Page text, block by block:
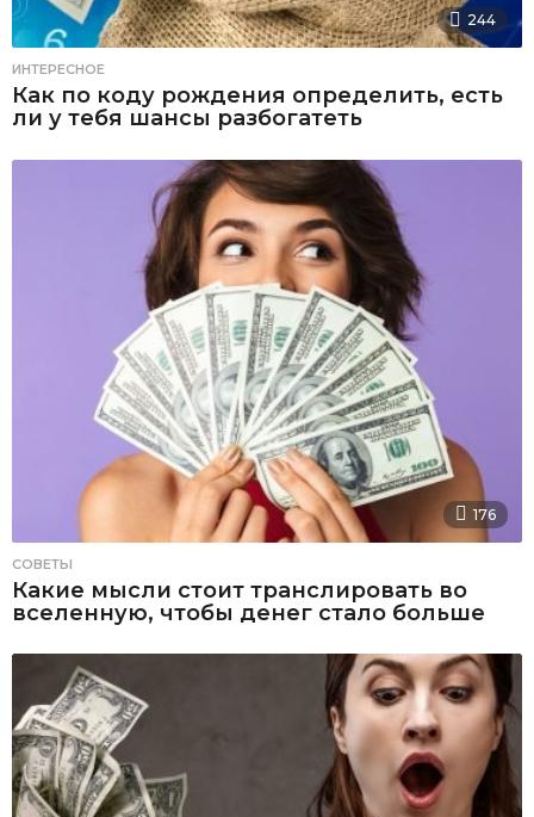
244
ИНТЕРЕСНОЕ
Как по коду рождения определить, есть
ли у тебя шансы разбогатеть
176
СОВЕТЫ
Какие мысли стоит транслировать во
вселенную, чтобы денег стало больше